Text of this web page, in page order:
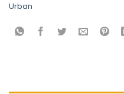
Urban